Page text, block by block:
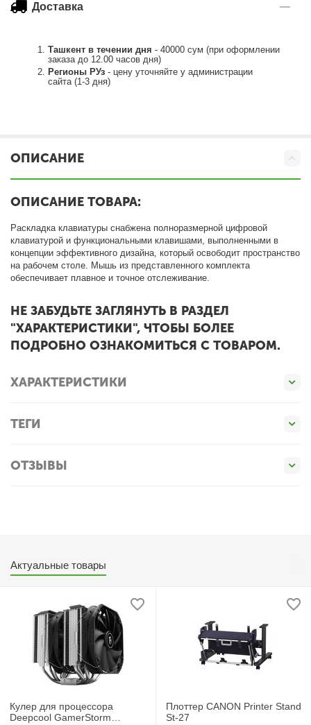
Доставка
Ташкент в течении дня - 40000 сум (при оформлении
заказа до 12.00 часов дня)
Регионы РУз - цену уточняйте у администрации
сайта (1-3 дня)
ОПИСАНИЕ
ОПИСАНИЕ ТОВАРА:
Раскладка клавиатуры снабжена полноразмерной цифровой
клавиатурой и функциональными клавишами, выполненными в
концепции эффективного дизайна, который освободит пространство
на рабочем столе. Мышь из представленного комплекта
обеспечивает плавное и точное отслеживание.
НЕ ЗАБУДЬТЕ ЗАГЛЯНУТЬ В РАЗДЕЛ
"ХАРАКТЕРИСТИКИ", ЧТОБЫ БОЛЕЕ
ПОДРОБНО ОЗНАКОМИТЬСЯ С ТОВАРОМ.
ХАРАКТЕРИСТИКИ
ТЕГИ
ОТЗЫВЫ
Актуальные товары
Кулер для процессора
Deepcool GamerStorm
Плоттер CANON Printer Stand
St-27